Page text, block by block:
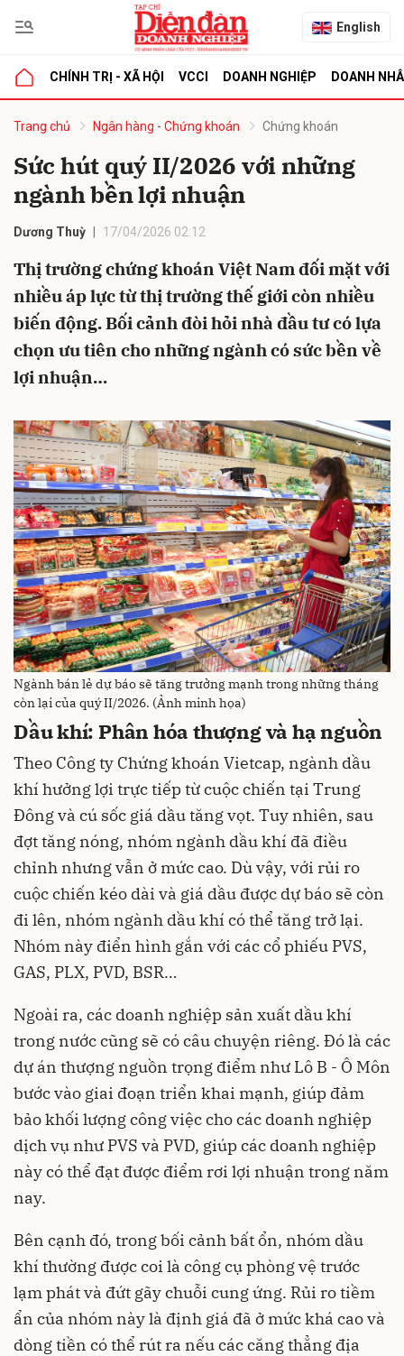
English
CHÍNH TRỊ - XÃ HỘI VCCI DOANH NGHIỆP DOANH
Trang chủ Ngân hàng - Chứng khoán Chứng khoán
Sức hút quý II/2026 với những
ngành bền lợi nhuận
Dương Thuỳ 17/04/2026 02:12
Thị trường chứng khoán Việt Nam đối mặt với
nhiều áp lực từ thị trường thế giới còn nhiều
biến động. Bối cảnh đòi hỏi nhà đầu tư có lựa
chọn ưu tiên cho những ngành có sức bền về
lợi nhuận…
Ngành bán lẻ dự báo sẽ tăng trưởng mạnh trong những tháng
còn lại của quý II/2026. (Ảnh minh họa)
Dầu khí: Phân hóa thượng và hạ nguồn
Theo Công ty Chứng khoán Vietcap, ngành dầu
khí hưởng lợi trực tiếp từ cuộc chiến tại Trung
Đông và cú sốc giá dầu tăng vọt. Tuy nhiên, sau
đợt tăng nóng, nhóm ngành dầu khí đã điều
chỉnh nhưng vẫn ở mức cao. Dù vậy, với rủi ro
cuộc chiến kéo dài và giá dầu được dự báo sẽ còn
đi lên, nhóm ngành dầu khí có thể tăng trở lại.
Nhóm này điển hình gắn với các cổ phiếu PVS,
GAS, PLX, PVD, BSR…
Ngoài ra, các doanh nghiệp sản xuất dầu khí
trong nước cũng sẽ có câu chuyện riêng. Đó là các
dự án thượng nguồn trọng điểm như Lô B - Ô Môn
bước vào giai đoạn triển khai mạnh, giúp đảm
bảo khối lượng công việc cho các doanh nghiệp
dịch vụ như PVS và PVD, giúp các doanh nghiệp
này có thể đạt được điểm rơi lợi nhuận trong năm
nay.
Bên cạnh đó, trong bối cảnh bất ổn, nhóm dầu
khí thường được coi là công cụ phòng vệ trước
lạm phát và đứt gãy chuỗi cung ứng. Rủi ro tiềm
ẩn của nhóm này là định giá đã ở mức khá cao và
dòng tiền có thể rút ra nếu các căng thẳng địa
luận
Hủy